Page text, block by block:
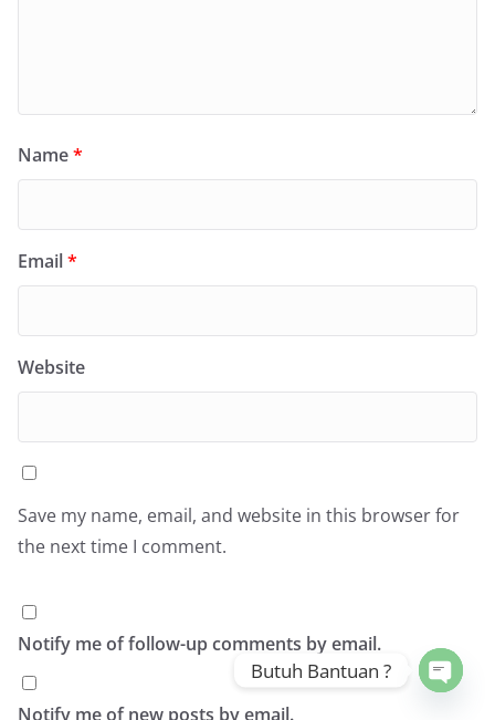
Name*
Email*
Website
Save my name, email, and website in this browser for
the next time I comment.
Notify me of follow-up comments by email.
Notify me of new posts by email.
Butuh Bantuan ?